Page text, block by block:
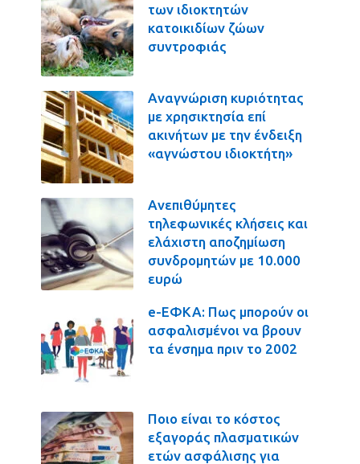
των ιδιοκτητών
κατοικιδίων ζώων
συντροφιάς
Αναγνώριση κυριότητας
με χρησικτησία επί
ακινήτων με την ένδειξη
«αγνώστου ιδιοκτήτη»
Ανεπιθύμητες
τηλεφωνικές κλήσεις και
ελάχιστη αποζημίωση
συνδρομητών με 10.000
ευρώ
e-ΕΦΚΑ: Πως μπορούν οι
ασφαλισμένοι να βρουν
τα ένσημα πριν το 2002
Ποιο είναι το κόστος
εξαγοράς πλασματικών
ετών ασφάλισης για